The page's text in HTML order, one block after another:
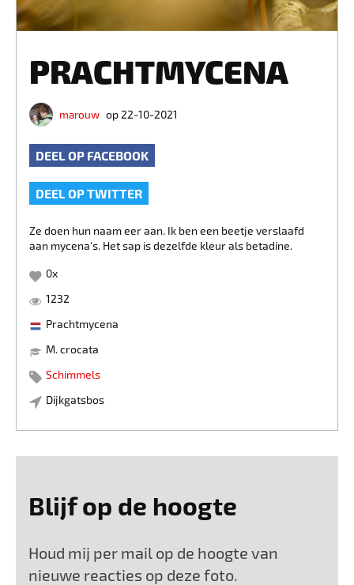
PRACHTMYCENA
marouw op 22-10-2021
DEEL OP FACEBOOK
DEEL OP TWITTER
Ze doen hun naam eer aan. Ik ben een beetje verslaafd
aan mycena's. Het sap is dezelfde kleur als betadine.
0x
1232
Prachtmycena
M. crocata
Schimmels
Dijkgatsbos
Blijf op de hoogte
Houd mij per mail op de hoogte van
nieuwe reacties op deze foto.